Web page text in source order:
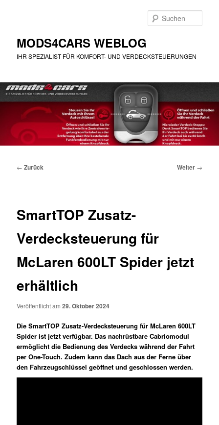
MODS4CARS WEBLOG
IHR SPEZIALIST FÜR KOMFORT- UND VERDECKSTEUERUNGEN
Beitragsnavigation
← Zurück Weiter →
SmartTOP Zusatz-
Verdecksteuerung für
McLaren 600LT Spider jetzt
erhältlich
Veröffentlicht am29. Oktober 2024
Die SmartTOP Zusatz-Verdecksteuerung für McLaren 600LT
Spider ist jetzt verfügbar. Das nachrüstbare Cabriomodul
ermöglicht die Bedienung des Verdecks während der Fahrt
per One-Touch. Zudem kann das Dach aus der Ferne über
den Fahrzeugschlüssel geöffnet und geschlossen werden.